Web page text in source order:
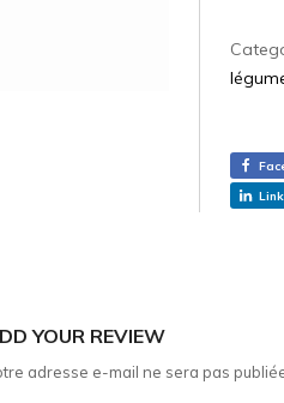
YOUR REVIEW
adresse e-mail ne sera pas